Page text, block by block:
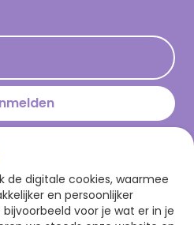
teksten
de digitale cookies, waarmee
en persoonlijker
voor je wat er in je